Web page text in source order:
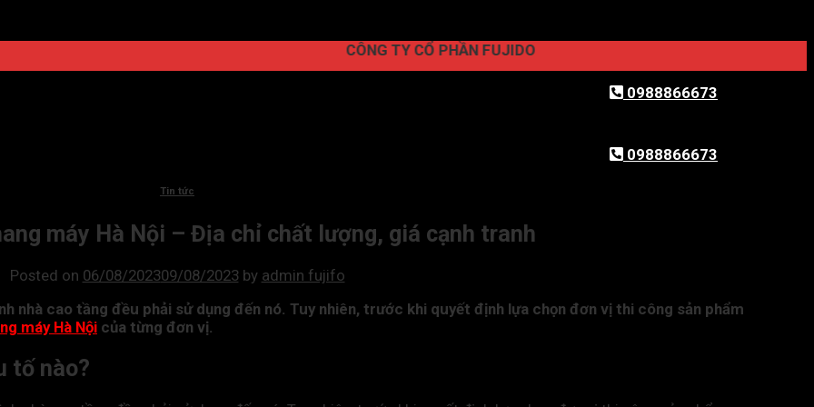
CÔNG TY CỔ PHẦN FUJIDO
0988866673
0988866673
Tin tức
máy Hà Nội – Địa chỉ chất lượng, giá cạnh tranh
Posted on 06/08/202309/08/2023by admin fujifo
cao tầng đều phải sử dụng đến nó. Tuy nhiên, trước khi quyết định lựa chọn đơn vị thi công sản phẩm
máy Hà Nội của từng đơn vị.
tố nào?